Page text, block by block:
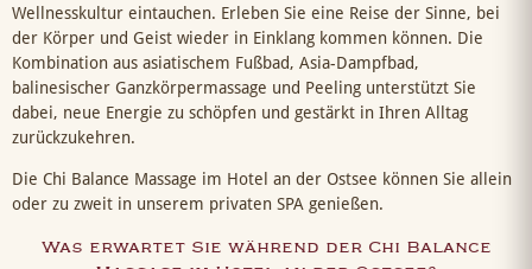
Wellnesskultur eintauchen. Erleben Sie eine Reise der Sinne, bei
der Körper und Geist wieder in Einklang kommen können. Die
Kombination aus asiatischem Fußbad, Asia-Dampfbad,
balinesischer Ganzkörpermassage und Peeling unterstützt Sie
dabei, neue Energie zu schöpfen und gestärkt in Ihren Alltag
zurückzukehren.
Die Chi Balance Massage im Hotel an der Ostsee können Sie allein
oder zu zweit in unserem privaten SPA genießen.
Was erwartet Sie während der Chi Balance